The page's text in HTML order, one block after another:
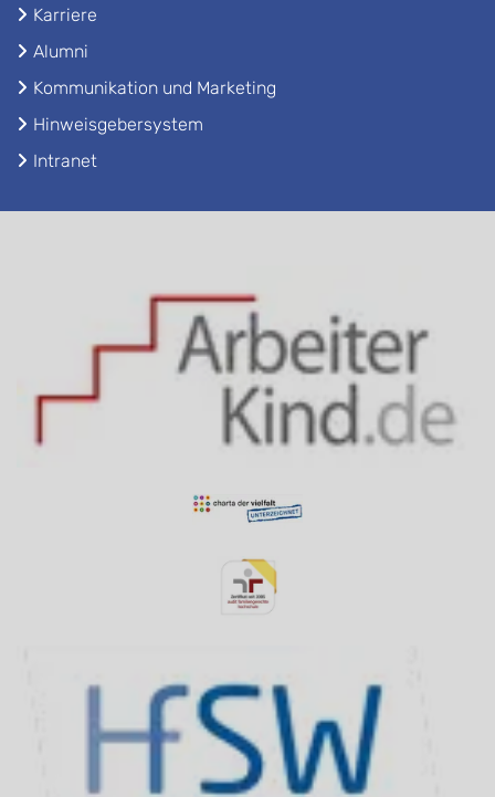
Karriere
Alumni
Kommunikation und Marketing
Hinweisgebersystem
Intranet